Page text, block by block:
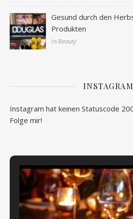
Gesund durch den
Produkten
In Beauty
INSTAGRAM
Instagram hat keinen Statuscode
Folge mir!